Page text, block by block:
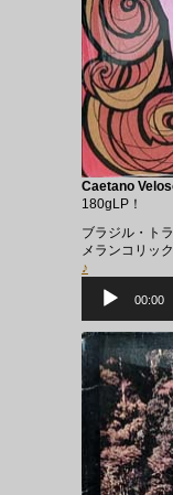
Caetano
180gLP！
ブラジル・ト
メランコリッ
♪
ー
ヤ
00:00